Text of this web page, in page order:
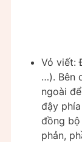
Vỏ viết:
…). Bên
ngoài
đậy
đồng bộ
phản,